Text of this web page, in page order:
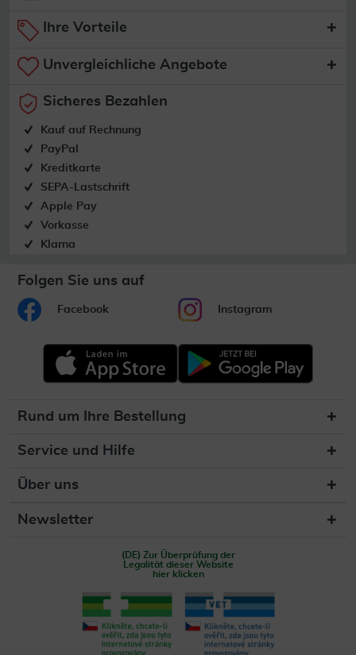
Ihre Vorteile
Unvergleichliche Angebote
Sicheres Bezahlen
Kauf auf Rechnung
PayPal
Kreditkarte
SEPA-Lastschrift
Apple Pay
Vorkasse
Klarna
Folgen Sie uns auf
Facebook Instagram
Rund um Ihre Bestellung
Service und Hilfe
Über uns
Newsletter
(DE) Zur Überprüfung der
Legalität dieser Website
hier klicken